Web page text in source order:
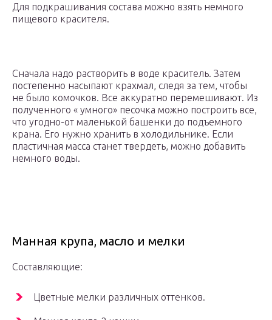
Для подкрашивания состава можно взять немного
пищевого красителя.
Сначала надо растворить в воде краситель. Затем
постепенно насыпают крахмал, следя за тем, чтобы
не было комочков. Все аккуратно перемешивают. Из
полученного « умного» песочка можно построить все,
что угодно-от маленькой башенки до подъемного
крана. Его нужно хранить в холодильнике. Если
пластичная масса станет твердеть, можно добавить
немного воды.
Манная крупа, масло и мелки
Составляющие:
Цветные мелки различных оттенков.